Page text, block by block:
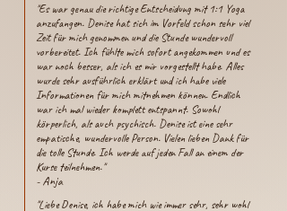
"Es war genau die richtige Entscheidung mit 1:1 Yoga
anzufangen. Denise hat sich im Vorfeld schon sehr viel
Zeit für mich genommen und die Stunde wundervoll
vorbereitet. Ich fühlte mich sofort angekommen und es
war noch besser, als ich es mir vorgestellt habe. Alles
wurde sehr ausführlich erklärt und ich habe viele
Informationen für mich mitnehmen können. Endlich
war ich mal wieder komplett entspannt. Sowohl
körperlich, als auch psychisch. Denise ist eine sehr
empatische, wundervolle Person. Vielen lieben Dank für
die tolle Stunde. Ich werde auf jeden Fall an einem der
Kurse teilnehmen."​
- Anja
"Liebe Denise, ich habe mich wie immer sehr, sehr wohl